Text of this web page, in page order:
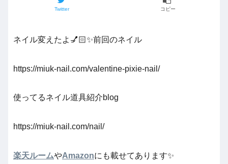
Twitter コピー
ネイル変えたよ💅🏻✨️前回のネイル
https://miuk-nail.com/valentine-pixie-nail/
使ってるネイル道具紹介blog
https://miuk-nail.com/nail/
楽天ルームやAmazonにも載せてあります✨